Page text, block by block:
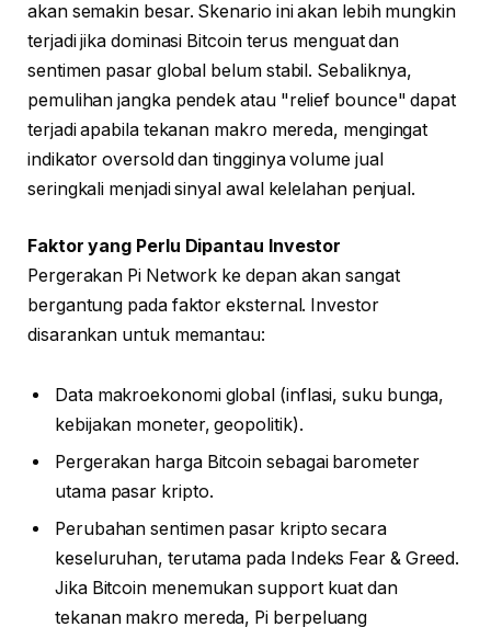
akan semakin besar. Skenario ini akan lebih mungkin
terjadi jika dominasi Bitcoin terus menguat dan
sentimen pasar global belum stabil. Sebaliknya,
pemulihan jangka pendek atau "relief bounce" dapat
terjadi apabila tekanan makro mereda, mengingat
indikator oversold dan tingginya volume jual
seringkali menjadi sinyal awal kelelahan penjual.
Faktor yang Perlu Dipantau Investor
Pergerakan Pi Network ke depan akan sangat
bergantung pada faktor eksternal. Investor
disarankan untuk memantau:
Data makroekonomi global (inflasi, suku bunga,
kebijakan moneter, geopolitik).
Pergerakan harga Bitcoin sebagai barometer
utama pasar kripto.
Perubahan sentimen pasar kripto secara
keseluruhan, terutama pada Indeks Fear & Greed.
Jika Bitcoin menemukan support kuat dan
tekanan makro mereda, Pi berpeluang